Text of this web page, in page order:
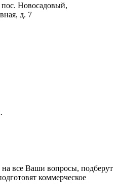
пос. Новосадовый,
д. 7
все Ваши вопросы, подберут
коммерческое